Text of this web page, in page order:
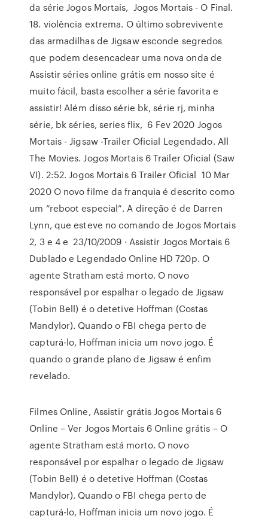
da série Jogos Mortais, Jogos Mortais - O Final.
18. violência extrema. O último sobrevivente
das armadilhas de Jigsaw esconde segredos
que podem desencadear uma nova onda de
Assistir séries online grátis em nosso site é
muito fácil, basta escolher a série favorita e
assistir! Além disso série bk, série rj, minha
série, bk séries, series flix, 6 Fev 2020 Jogos
Mortais - Jigsaw -Trailer Oficial Legendado. All
The Movies. Jogos Mortais 6 Trailer Oficial (Saw
VI). 2:52. Jogos Mortais 6 Trailer Oficial 10 Mar
2020 O novo filme da franquia é descrito como
um “reboot especial”. A direção é de Darren
Lynn, que esteve no comando de Jogos Mortais
2, 3 e 4 e 23/10/2009 · Assistir Jogos Mortais 6
Dublado e Legendado Online HD 720p. O
agente Stratham está morto. O novo
responsável por espalhar o legado de Jigsaw
(Tobin Bell) é o detetive Hoffman (Costas
Mandylor). Quando o FBI chega perto de
capturá-lo, Hoffman inicia um novo jogo. É
quando o grande plano de Jigsaw é enfim
revelado.
Filmes Online, Assistir grátis Jogos Mortais 6
Online – Ver Jogos Mortais 6 Online grátis – O
agente Stratham está morto. O novo
responsável por espalhar o legado de Jigsaw
(Tobin Bell) é o detetive Hoffman (Costas
Mandylor). Quando o FBI chega perto de
capturá-lo, Hoffman inicia um novo jogo. É